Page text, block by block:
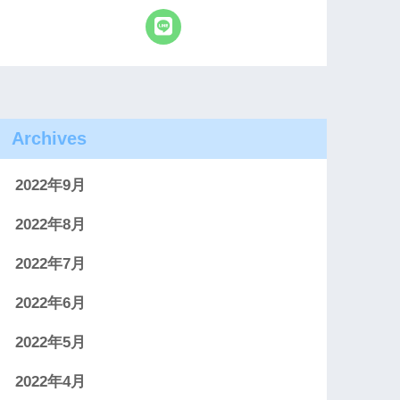
Archives
2022年9月
2022年8月
2022年7月
2022年6月
2022年5月
2022年4月